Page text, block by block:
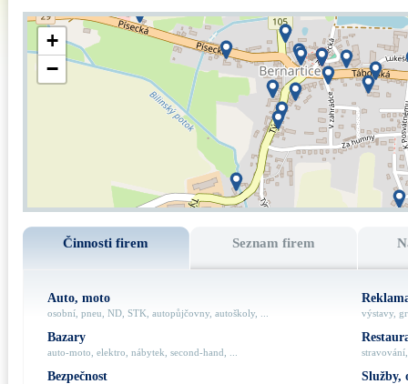
+
−
Činnosti firem Seznam firem
Auto, moto
osobní, pneu, ND, STK, autopůjčovny, autoškoly, ...
Bazary
auto-moto, elektro, nábytek, second-hand, ...
Bezpečnost
výstavy,
Služby,